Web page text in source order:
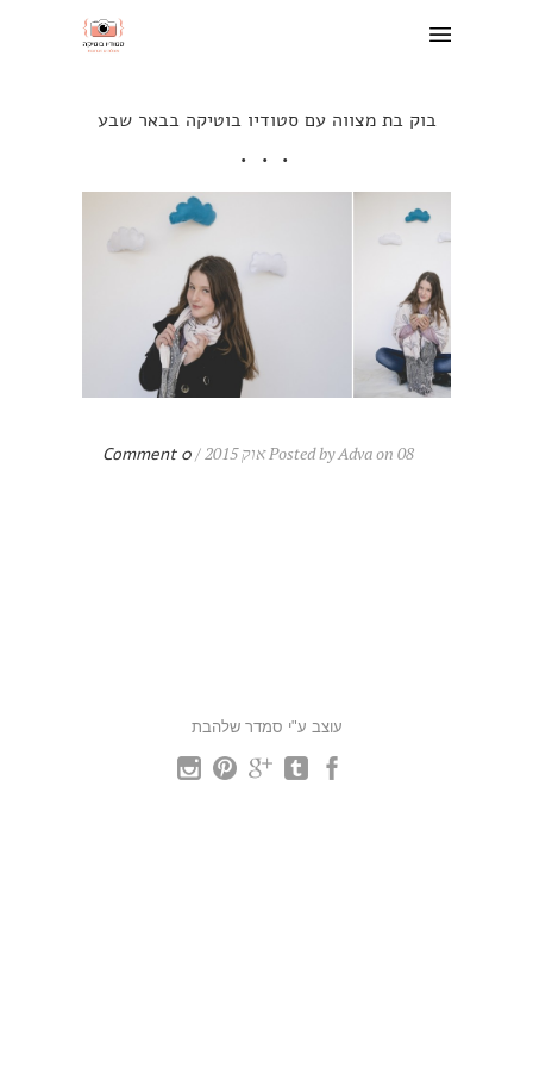
בוק בת מצווה עם סטודיו בוטיקה בבאר שבע
Posted by Adva on 08 אוק 2015 / 0 Comment
עוצב ע"י סמדר שלהבת